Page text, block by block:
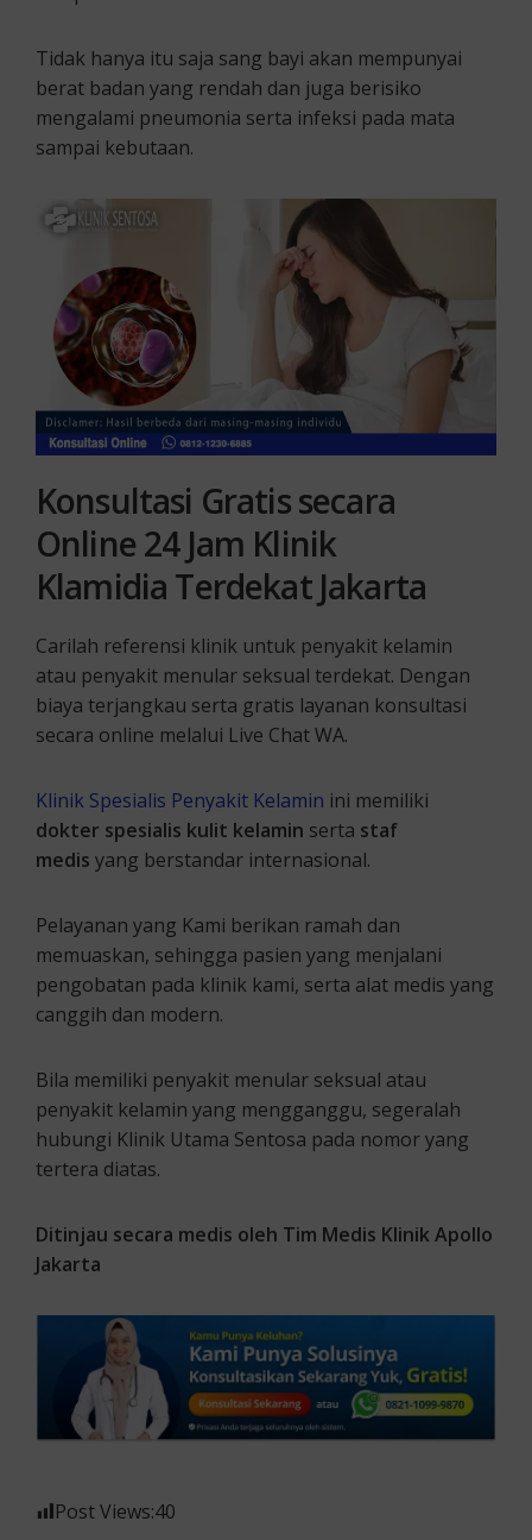
Tidak hanya itu saja sang bayi akan mempunyai
berat badan yang rendah dan juga berisiko
mengalami pneumonia serta infeksi pada mata
sampai kebutaan.
Konsultasi Gratis secara
Online 24 Jam Klinik
Klamidia Terdekat Jakarta
Carilah referensi klinik untuk penyakit kelamin
atau penyakit menular seksual terdekat. Dengan
biaya terjangkau serta gratis layanan konsultasi
secara online melalui Live Chat WA.
Klinik Spesialis Penyakit Kelamin ini memiliki
dokter spesialis kulit kelamin serta staf
medis yang berstandar internasional.
Pelayanan yang Kami berikan ramah dan
memuaskan, sehingga pasien yang menjalani
pengobatan pada klinik kami, serta alat medis yang
canggih dan modern.
Bila memiliki penyakit menular seksual atau
penyakit kelamin yang mengganggu, segeralah
hubungi Klinik Utama Sentosa pada nomor yang
tertera diatas.
Ditinjau secara medis oleh Tim Medis Klinik Apollo
Jakarta
Post Views:40